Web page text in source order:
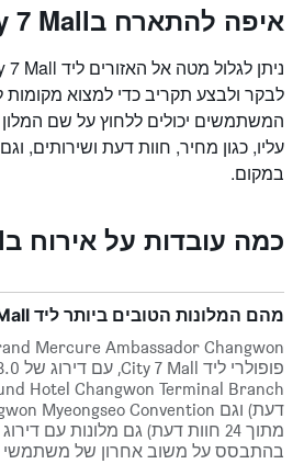
איפה להתארח בCity 7 Mall
לבקר ולבצע תקריב כדי למצוא מקומות
המשתמשים יכולים ללחוץ על שם המלון
עליו, כגון מחיר, חוות דעת ושירותים,
במקום.
כמה עובדות על אירוח בCity 7 Mall
מהם המלונות הטובים ביותר ליד City 7 Mall?
בהתבסס על משוב אחרון של משתמשי HotelsCombined.